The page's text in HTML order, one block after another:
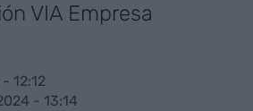
VIA Empresa
12:12
- 13:14